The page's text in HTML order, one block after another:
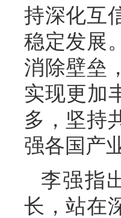
持深化互
稳定发展
消除壁垒
实现更加
多，坚持
强各国产
李强指
长，站在